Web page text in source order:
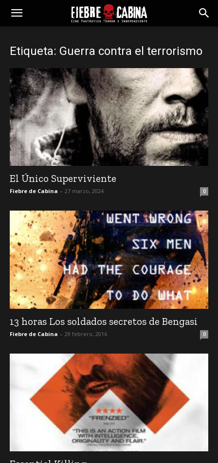
Etiqueta: Guerra contra el terrorismo
El Único Superviviente
Fiebre de Cabina - 27 marzo, 2024 0
13 horas Los soldados secretos de Bengasi
Fiebre de Cabina - 29 febrero, 2016 0